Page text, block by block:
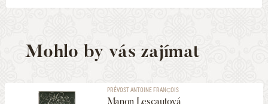
Mohlo by vás zajímat
PRÉVOST ANTOINE FRANÇOIS
Manon Lescautová